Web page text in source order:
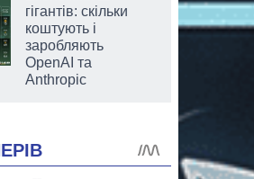
гігантів: скільки
коштують і
заробляють
OpenAI та
Anthropic